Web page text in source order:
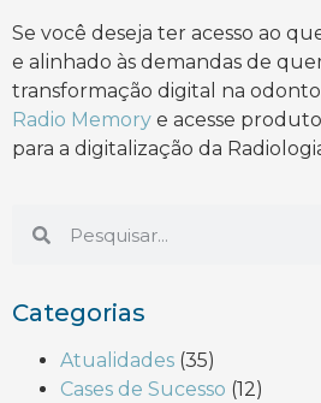
Se você deseja ter acesso ao
e alinhado às demandas de
transformação digital na
Radio Memory e acesse
para a digitalização da
Categorias
Atualidades (35)
Cases de Sucesso (12)